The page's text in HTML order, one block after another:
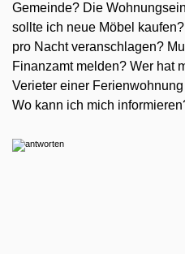
Gemeinde? Die
sollte ich neue Möbel
pro Nacht veranschlagen?
Finanzamt melden? Wer hat
Verieter einer
Wo kann ich mich